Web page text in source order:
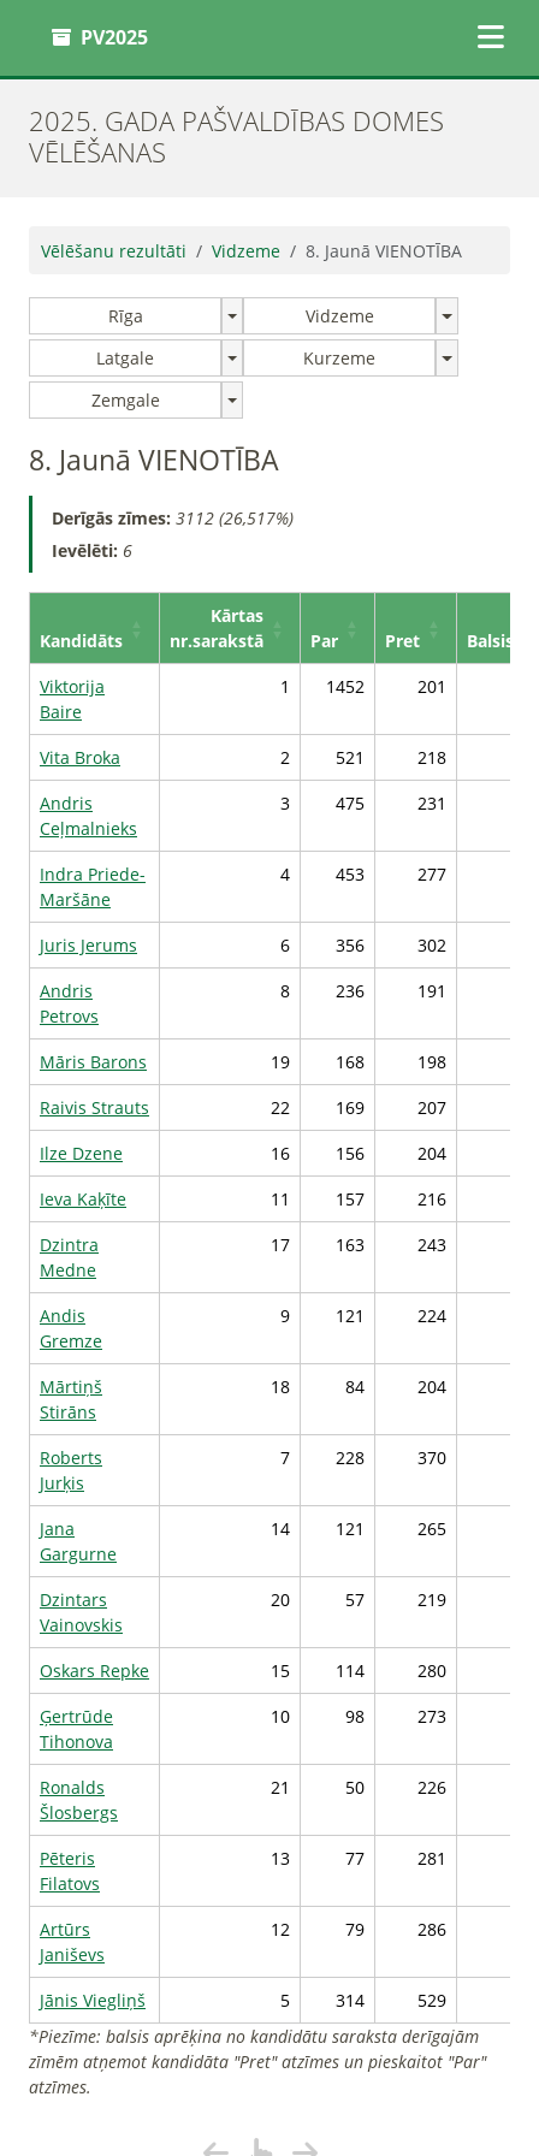
PV2025
2025. GADA PAŠVALDĪBAS DOMES
VĒLĒŠANAS
Vēlēšanu rezultāti Vidzeme 8. Jaunā VIENOTĪBA
Rīga
Vidzeme
Latgale
Kurzeme
Zemgale
8. Jaunā VIENOTĪBA
Derīgās zīmes: 3112 (26,517%)
Ievēlēti: 6
Kandidāts
Kārtas
nr.sarakstā
Par Pret
Balsis*
Viktorija
Baire
1 1452 201
Vita Broka 2 521 218
Andris
Ceļmalnieks
3 475 231
Indra Priede-
Maršāne
4 453 277
Juris Jerums 6 356 302
Andris
Petrovs
8 236 191
Māris Barons 19 168 198
Raivis Strauts
22 169 207
Ilze Dzene
16 156 204
Ieva Kaķīte
11 157 216
Dzintra
Medne
17 163 243
Andis
Gremze
9 121 224
Mārtiņš
Stirāns
18 84 204
Roberts
Jurķis
7 228 370
Jana
Gargurne
14 121 265
Dzintars
Vainovskis
20 57 219
Oskars Repke 15 114 280
Ģertrūde
Tihonova
10 98 273
Ronalds
Šlosbergs
21 50 226
Pēteris
Filatovs
13 77 281
Artūrs
Janiševs
12 79 286
Jānis Viegliņš 5 314 529
*Piezīme: balsis aprēķina no kandidātu saraksta derīgajām
zīmēm atņemot kandidāta "Pret" atzīmes un pieskaitot "Par"
atzīmes.